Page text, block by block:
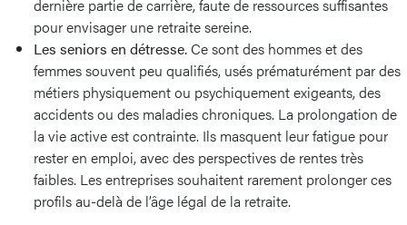
dernière partie de carrière, faute de ressources suffisantes
pour envisager une retraite sereine.
Les seniors en détresse.Ce sont des hommes et des
femmes souvent peu qualifiés, usés prématurément par des
métiers physiquement ou psychiquement exigeants, des
accidents ou des maladies chroniques. La prolongation de
la vie active est contrainte. Ils masquent leur fatigue pour
rester en emploi, avec des perspectives de rentes très
faibles. Les entreprises souhaitent rarement prolonger ces
profils au-delà de l’âge légal de la retraite.